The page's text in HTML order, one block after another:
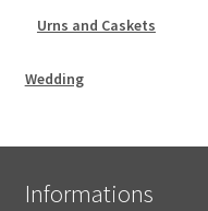
Urns and Caskets
Wedding
Informations